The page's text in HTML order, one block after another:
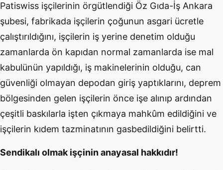
Patiswiss işçilerinin örgütlendiği Öz Gıda-İş Ankara
şubesi, fabrikada işçilerin çoğunun asgari ücretle
çalıştırıldığını, işçilerin iş yerine denetim olduğu
zamanlarda ön kapıdan normal zamanlarda ise mal
kabulünün yapıldığı, iş makinelerinin olduğu, can
güvenliği olmayan depodan giriş yaptıklarını, deprem
bölgesinden gelen işçilerin önce işe alınıp ardından
çeşitli baskılarla işten çıkmaya mahkûm edildiğini ve
işçilerin kıdem tazminatının gasbedildiğini belirtti.
Sendikalı olmak işçinin anayasal hakkıdır!